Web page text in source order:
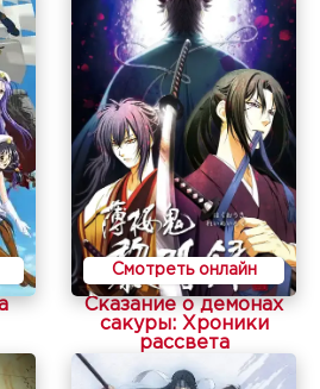
Смотреть онлайн
Сказание о демонах
сакуры: Хроники
рассвета